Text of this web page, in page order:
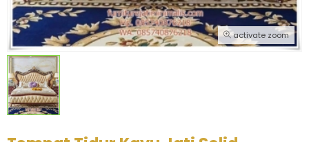
activate zoom